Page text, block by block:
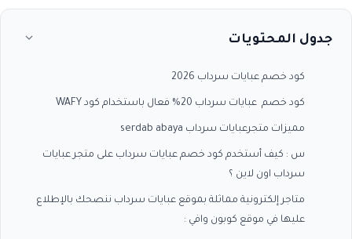
جدول المحتويات
كود خصم عبايات سرداب 2026
كود خصم عبايات سرداب 20% فعال باستخدام كود WAFY
مميزات متجرعبايات سرداب serdab abaya
س : كيف أستخدم كود خصم عبايات سرداب على متجر عبايات
سرداب اون لاين ؟
متاجر إلكترونية مماثلة بموقع عبايات سرداب ننصحك بالإطلاع
عليها في موقع كوبون وافي :